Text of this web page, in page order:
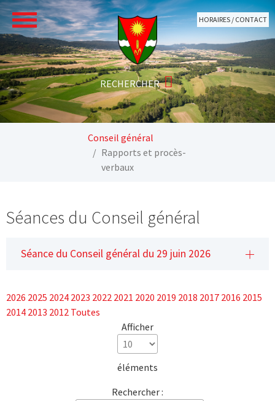
Aller au contenu principal
HORAIRES / CONTACT
Conseil général
Rapports et procès-
verbaux
Séances du Conseil général
Séance du Conseil général du 29 juin 2026
2026 2025 2024 2023 2022 2021 2020 2019 2018 2017 2016 2015
2014 2013 2012 Toutes
Afficher
éléments
Rechercher :